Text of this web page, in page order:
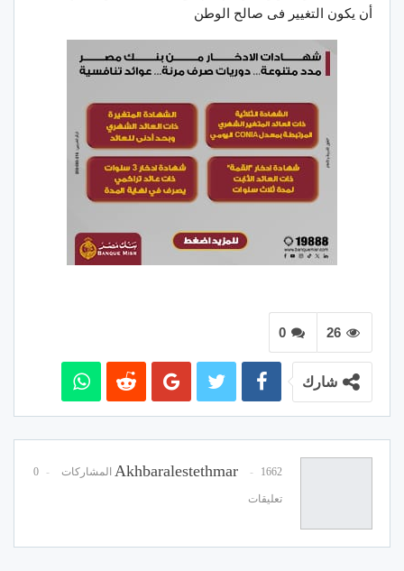
أن يكون التغيير فى صالح الوطن
0 26
شارك
Akhbaralestethmar 1662 المشاركات 0
تعليقات